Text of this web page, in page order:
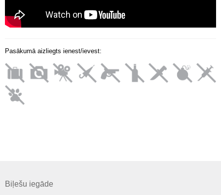
Pasākumā aizliegts ienest/ievest:
Biļešu iegāde